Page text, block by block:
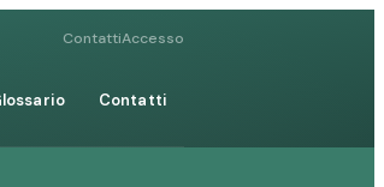
ContattiAccesso
Contatti